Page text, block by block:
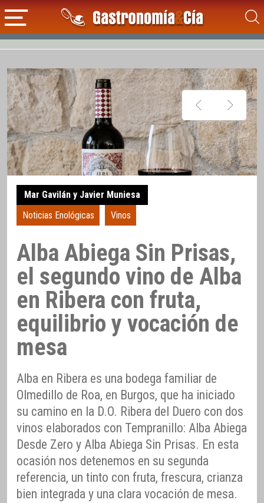
Mar Gavilán y Javier Muniesa
Noticias Enológicas
Vinos
Alba Abiega Sin Prisas,
el segundo vino de Alba
en Ribera con fruta,
equilibrio y vocación de
mesa
Alba en Ribera es una bodega familiar de
Olmedillo de Roa, en Burgos, que ha iniciado
su camino en la D.O. Ribera del Duero con dos
vinos elaborados con Tempranillo: Alba Abiega
Desde Zero y Alba Abiega Sin Prisas. En esta
ocasión nos detenemos en su segunda
referencia, un tinto con fruta, frescura, crianza
bien integrada y una clara vocación de mesa.